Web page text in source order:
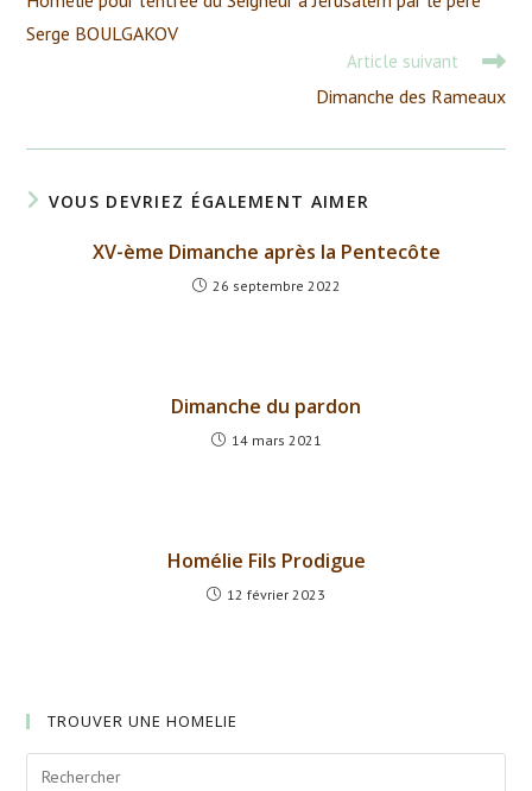
articles
Serge BOULGAKOV
Article suivant
Dimanche des Rameaux
VOUS DEVRIEZ ÉGALEMENT AIMER
XV-ème Dimanche après la Pentecôte
26 septembre 2022
Dimanche du pardon
14 mars 2021
Homélie Fils Prodigue
12 février 2023
TROUVER UNE HOMELIE